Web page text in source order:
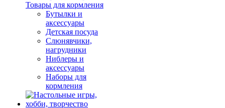
Товары для кормления
Бутылки и
аксессуары
Детская посуда
Слюнявчики,
нагрудники
Ниблеры и
аксессуары
Наборы для
кормления